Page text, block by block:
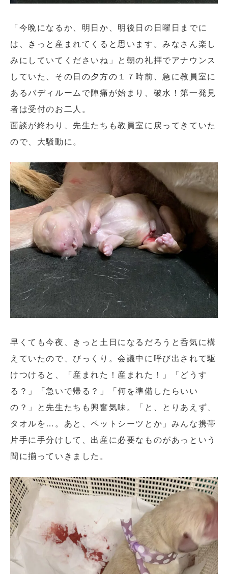
「今晩になるか、明日か、明後日の日曜日までに
は、きっと産まれてくると思います。みなさん楽し
みにしていてくださいね」と朝の礼拝でアナウンス
していた、その日の夕方の１７時前、急に教員室に
あるバディルームで陣痛が始まり、破水！第一発見
者は受付のお二人。
面談が終わり、先生たちも教員室に戻ってきていた
ので、大騒動に。
早くても今夜、きっと土日になるだろうと呑気に構
えていたので、びっくり。会議中に呼び出されて駆
けつけると、「産まれた！産まれた！」「どうす
る？」「急いで帰る？」「何を準備したらいい
の？」と先生たちも興奮気味。「と、とりあえず、
タオルを…。あと、ペットシーツとか」みんな携帯
片手に手分けして、出産に必要なものがあっという
間に揃っていきました。